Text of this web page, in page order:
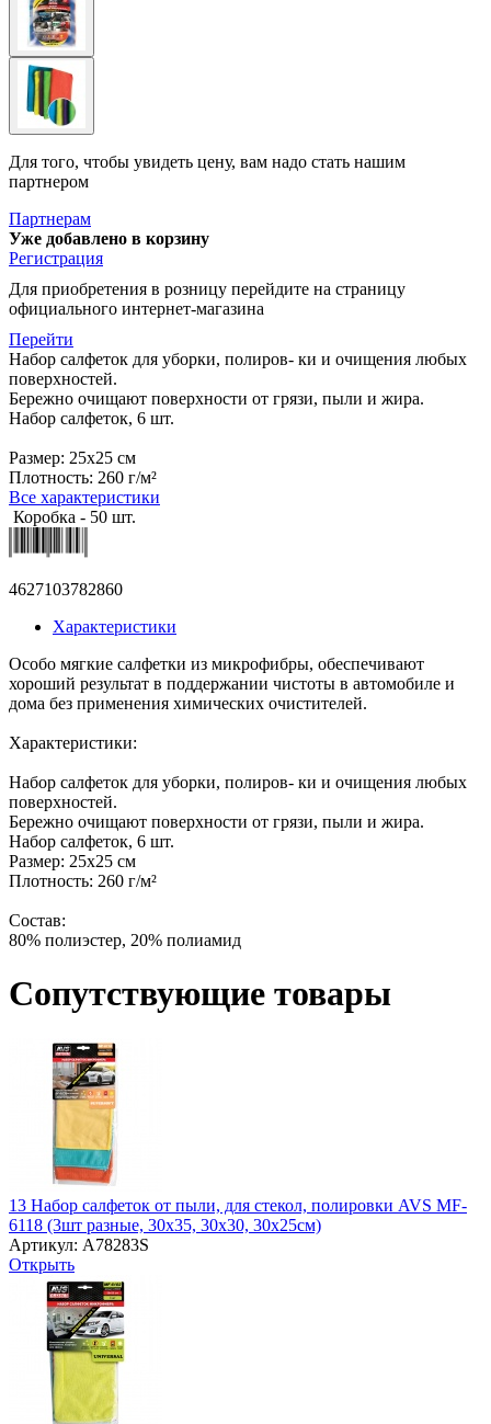
Для того, чтобы увидеть цену, вам надо стать нашим
партнером
Партнерам
Уже добавлено в корзину
Регистрация
Для приобретения в розницу перейдите на страницу
официального интернет-магазина
Перейти
Набор салфеток для уборки, полиров- ки и очищения любых
поверхностей.
Бережно очищают поверхности от грязи, пыли и жира.
Набор салфеток, 6 шт.
Размер: 25х25 см
Плотность: 260 г/м²
Все характеристики
Коробка - 50 шт.
4627103782860
Характеристики
Особо мягкие салфетки из микрофибры, обеспечивают
хороший результат в поддержании чистоты в автомобиле и
дома без применения химических очистителей.
Характеристики:
Набор салфеток для уборки, полиров- ки и очищения любых
поверхностей.
Бережно очищают поверхности от грязи, пыли и жира.
Набор салфеток, 6 шт.
Размер: 25х25 см
Плотность: 260 г/м²
Состав:
80% полиэстер, 20% полиамид
Сопутствующие товары
13 Набор салфеток от пыли, для стекол, полировки AVS MF-
6118 (3шт разные, 30х35, 30х30, 30х25см)
Артикул: A78283S
Открыть